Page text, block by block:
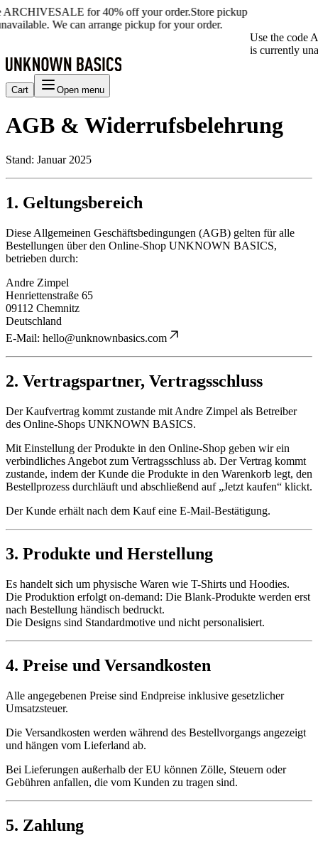
for 40% off your order.Store pickup
We can arrange pickup for your order.
Use the code
is currently
Cart Open menu
AGB & Widerrufsbelehrung
Stand: Januar 2025
1. Geltungsbereich
Diese Allgemeinen Geschäftsbedingungen (AGB) gelten für alle
Bestellungen über den Online-Shop UNKNOWN BASICS,
betrieben durch:
Andre Zimpel
Henriettenstraße 65
09112 Chemnitz
Deutschland
E-Mail: hello@unknownbasics.com
2. Vertragspartner, Vertragsschluss
Der Kaufvertrag kommt zustande mit Andre Zimpel als Betreiber
des Online-Shops UNKNOWN BASICS.
Mit Einstellung der Produkte in den Online-Shop geben wir ein
verbindliches Angebot zum Vertragsschluss ab. Der Vertrag kommt
zustande, indem der Kunde die Produkte in den Warenkorb legt, den
Bestellprozess durchläuft und abschließend auf „Jetzt kaufen“ klickt.
Der Kunde erhält nach dem Kauf eine E-Mail-Bestätigung.
3. Produkte und Herstellung
Es handelt sich um physische Waren wie T-Shirts und Hoodies.
Die Produktion erfolgt on-demand: Die Blank-Produkte werden erst
nach Bestellung händisch bedruckt.
Die Designs sind Standardmotive und nicht personalisiert.
4. Preise und Versandkosten
Alle angegebenen Preise sind Endpreise inklusive gesetzlicher
Umsatzsteuer.
Die Versandkosten werden während des Bestellvorgangs angezeigt
und hängen vom Lieferland ab.
Bei Lieferungen außerhalb der EU können Zölle, Steuern oder
Gebühren anfallen, die vom Kunden zu tragen sind.
5. Zahlung